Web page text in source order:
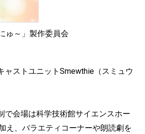
ゅ～」製作委員会
ストユニットSmewthie（スミュウ
で会場は科学技術館サイエンスホー
え、バラエティコーナーや朗読劇を